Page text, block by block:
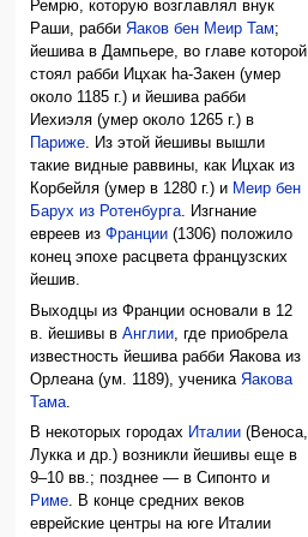
Ремрю, которую возглавлял внук
Раши, раббиЯаков бен Меир Там;
йешива в Дампьере, во главе которой
стоял рабби Ицхак hа-Закен (умер
около 1185 г.) и йешива рабби
Иехиэля (умер около 1265 г.) в
Париже. Из этой йешивы вышли
такие видные раввины, как Ицхак из
Корбейля (умер в 1280 г.) и Меир бен
Барух из Ротенбурга. Изгнание
евреев изФранции (1306) положило
конец эпохе расцвета французских
йешив.
Выходцы из Франции основали в 12
в. йешивы вАнглии , где приобрела
известность йешива рабби Яакова из
Орлеана (ум. 1189), ученика Яакова
Тама
В некоторых городах Италии (Веноса,
Лукка и др.) возникли йешивы еще в
9–10 вв.; позднее — в Сипонто и
Риме. В конце средних веков
еврейские центры на юге Италии